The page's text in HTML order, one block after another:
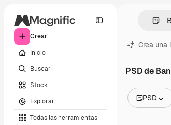
Crear
Inicio
Buscar
Stock
Explorar
Todas las herramientas
Crea una
PSD de
PSD